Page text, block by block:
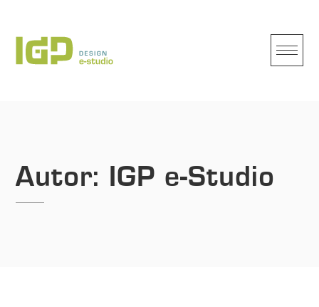
content
Autor: IGP e-Studio